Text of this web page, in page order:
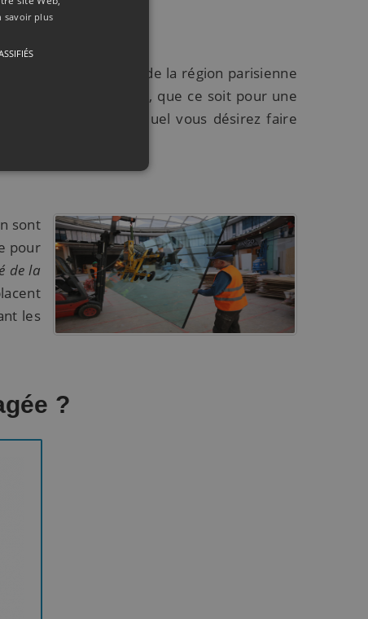
que sur l’ensemble de la région parisienne
de vitrine, que ce soit pour une
magasin pour lequel vous désirez faire
sont
pour
de la
les
?
savoir plus